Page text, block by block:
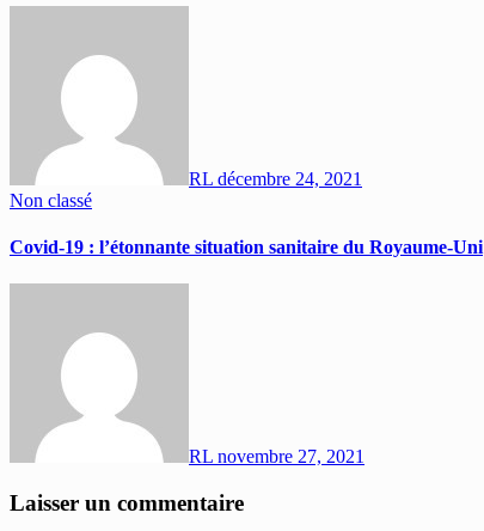
RL décembre 24, 2021
Non classé
Covid-19 : l’étonnante situation sanitaire du Royaume-Uni
RL novembre 27, 2021
Laisser un commentaire